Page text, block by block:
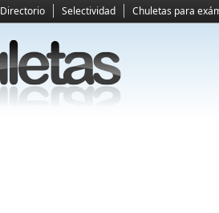
Directorio Selectividad Chuletas para